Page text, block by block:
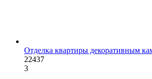
Отделка квартиры декоративным
22437
3